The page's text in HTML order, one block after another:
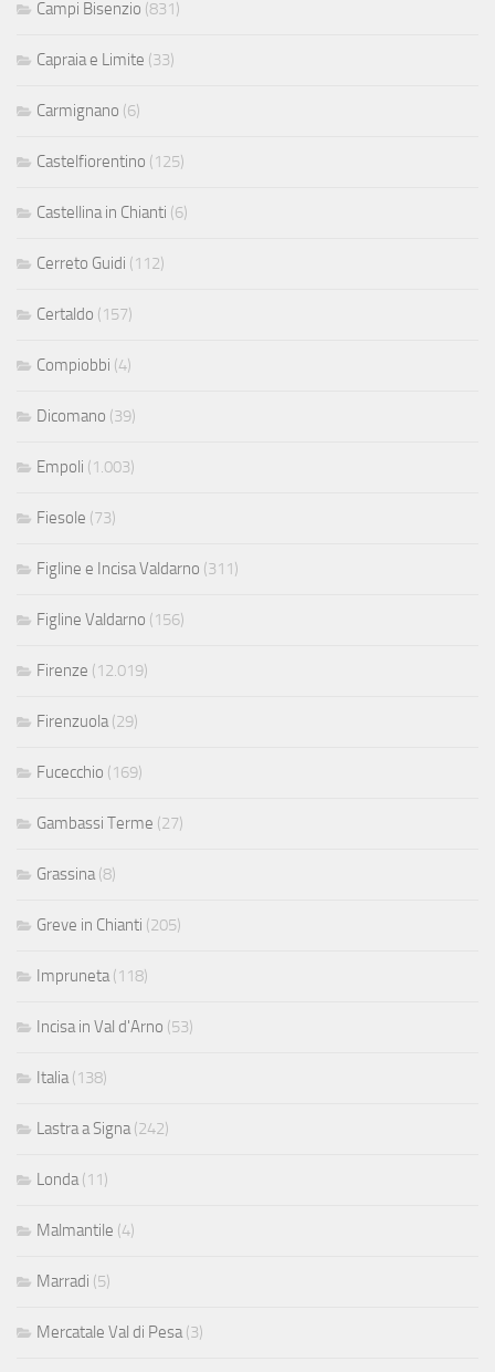
Campi Bisenzio (831)
Capraia e Limite (33)
Carmignano (6)
Castelfiorentino (125)
Castellina in Chianti (6)
Cerreto Guidi (112)
Certaldo (157)
Compiobbi (4)
Dicomano (39)
Empoli (1.003)
Fiesole (73)
Figline e Incisa Valdarno (311)
Figline Valdarno (156)
Firenze (12.019)
Firenzuola(29)
Fucecchio (169)
Gambassi Terme (27)
Grassina(8)
Greve in Chianti (205)
Impruneta(118)
Incisa in Val d'Arno (53)
Italia(138)
Lastra a Signa(242)
Londa(11)
Malmantile (4)
Marradi (5)
Mercatale Val di Pesa(3)